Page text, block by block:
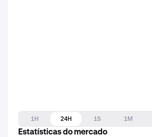
1H 24H 1S 1M
Estatísticas do mercado